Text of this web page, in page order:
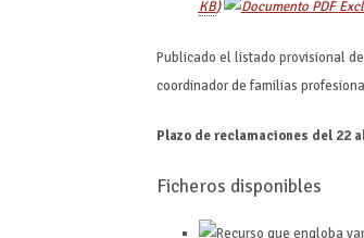
KB)
Publicado el listado provisional
coordinador de familias
Plazo de reclamaciones del 22
Ficheros disponibles